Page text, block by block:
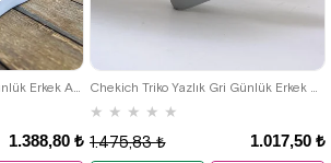
1.388,80 ₺
★ ★ ★ ★ ★
1.017,50 ₺
1.475,83 ₺